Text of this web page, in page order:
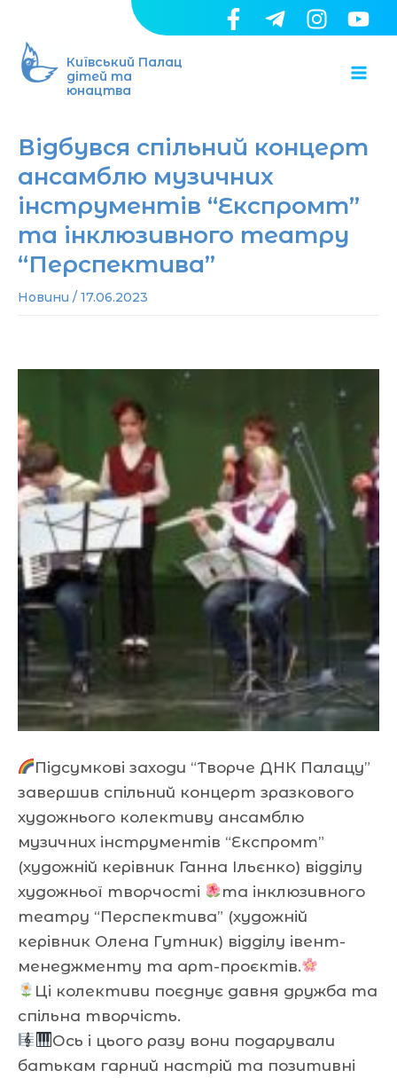
вмісту
Київський Палац
дітей та
юнацтва
Відбувся спільний концерт
ансамблю музичних
інструментів “Експромт”
та інклюзивного театру
“Перспектива”
Новини / 17.06.2023
Підсумкові заходи “Творче ДНК Палацу”
завершив спільний концерт зразкового
художнього колективу ансамблю
музичних інструментів “Експромт”
(художній керівник Ганна Ільєнко) відділу
художньої творчості
та інклюзивного
театру “Перспектива” (художній
керівник Олена Гутник) відділу івент-
менеджменту та арт-проєктів.
Ці колективи поєднує давня дружба та
спільна творчість.
Ось і цього разу вони подарували
батькам гарний настрій та позитивні